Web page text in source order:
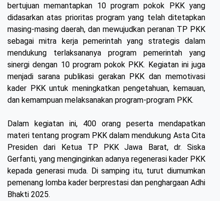
bertujuan memantapkan 10 program pokok PKK yang
didasarkan atas prioritas program yang telah ditetapkan
masing-masing daerah, dan mewujudkan peranan TP PKK
sebagai mitra kerja pemerintah yang strategis dalam
mendukung terlaksananya program pemerintah yang
sinergi dengan 10 program pokok PKK. Kegiatan ini juga
menjadi sarana publikasi gerakan PKK dan memotivasi
kader PKK untuk meningkatkan pengetahuan, kemauan,
dan kemampuan melaksanakan program-program PKK.
Dalam kegiatan ini, 400 orang peserta mendapatkan
materi tentang program PKK dalam mendukung Asta Cita
Presiden dari Ketua TP PKK Jawa Barat, dr. Siska
Gerfanti, yang menginginkan adanya regenerasi kader PKK
kepada generasi muda. Di samping itu, turut diumumkan
pemenang lomba kader berprestasi dan penghargaan Adhi
Bhakti 2025.